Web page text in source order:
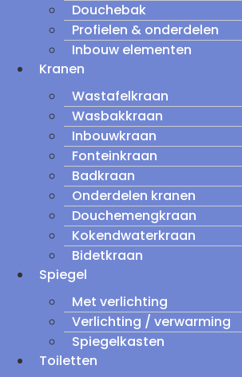
Douchebak
Profielen & onderdelen
Inbouw elementen
Kranen
Wastafelkraan
Wasbakkraan
Inbouwkraan
Fonteinkraan
Badkraan
Onderdelen kranen
Douchemengkraan
Kokendwaterkraan
Bidetkraan
Spiegel
Met verlichting
Verlichting / verwarming
Spiegelkasten
Toiletten